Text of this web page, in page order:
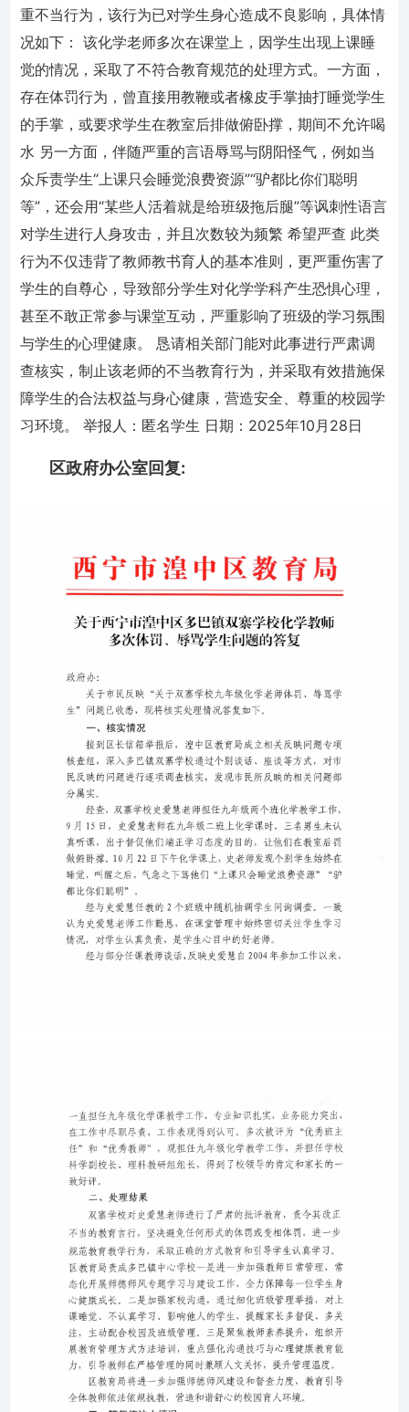
重不当行为，该行为已对学生身心造成不良影响，具体情
况如下： 该化学老师多次在课堂上，因学生出现上课睡
觉的情况，采取了不符合教育规范的处理方式。一方面，
存在体罚行为，曾直接用教鞭或者橡皮手掌抽打睡觉学生
的手掌，或要求学生在教室后排做俯卧撑，期间不允许喝
水 另一方面，伴随严重的言语辱骂与阴阳怪气，例如当
众斥责学生“上课只会睡觉浪费资源”“驴都比你们聪明
等”，还会用“某些人活着就是给班级拖后腿”等讽刺性语言
对学生进行人身攻击，并且次数较为频繁 希望严查 此类
行为不仅违背了教师教书育人的基本准则，更严重伤害了
学生的自尊心，导致部分学生对化学学科产生恐惧心理，
甚至不敢正常参与课堂互动，严重影响了班级的学习氛围
与学生的心理健康。 恳请相关部门能对此事进行严肃调
查核实，制止该老师的不当教育行为，并采取有效措施保
障学生的合法权益与身心健康，营造安全、尊重的校园学
习环境。 举报人：匿名学生 日期：2025年10月28日
区政府办公室回复: